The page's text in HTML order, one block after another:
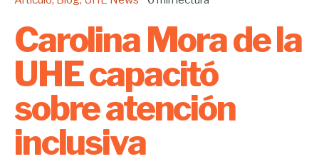
Carolina Mora de la
UHE capacitó
sobre atención
inclusiva